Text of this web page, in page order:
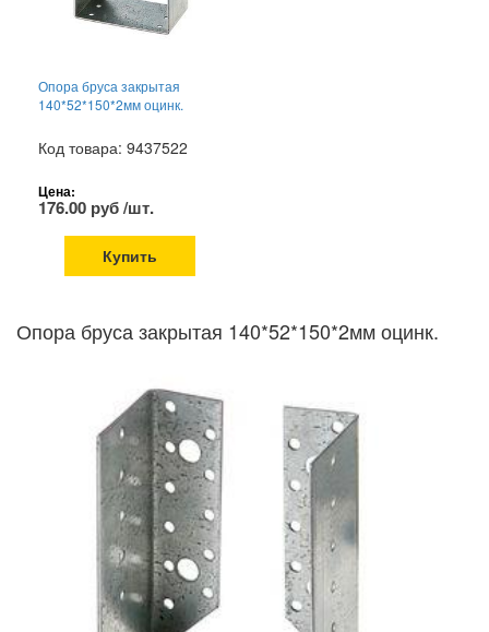
Опора бруса закрытая
140*52*150*2мм оцинк.
Код товара: 9437522
Цена:
176.00 руб /шт.
Купить
Опора бруса закрытая 140*52*150*2мм оцинк.